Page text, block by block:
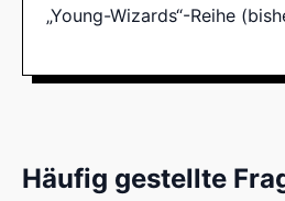
„Young-Wizards“-Reihe
Häufig gestellte